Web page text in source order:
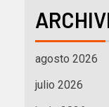
agosto 2026
julio 2026